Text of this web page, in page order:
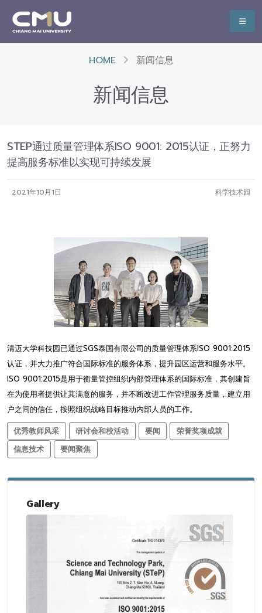
HOME 新闻信息
新闻信息
STEP通过质量管理体系ISO 9001: 2015认证，正努力
提高服务标准以实现可持续发展
2021年10月1日 科学技术园
清迈大学科技园已通过SGS泰国有限公司的质量管理体系ISO 9001:2015
认证，并大力推广符合国际标准的服务体系，提升园区运营和服务水平。
ISO 9001:2015是用于衡量管控组织内部管理体系的国际标准，其创建旨
在为使用者提供让其满意的服务，并不断改进工作管理服务质量，建立用
户之间的信任，按照组织战略目标推动内部人员的工作。
优秀教师风采
研讨会和校活动 要闻
荣誉奖项成就
信息技术
要闻聚焦
Gallery